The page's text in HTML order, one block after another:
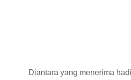
Diantara yang menerima